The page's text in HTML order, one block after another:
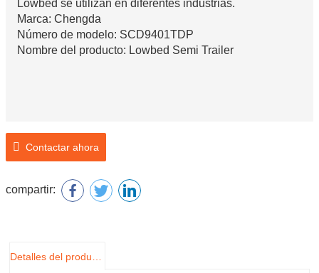
Lowbed se utilizan en diferentes industrias.
Marca: Chengda
Número de modelo: SCD9401TDP
Nombre del producto: Lowbed Semi Trailer
Contactar ahora
compartir: